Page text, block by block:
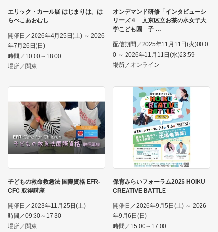
エリック・カール展 はじまりは、は
らぺこあおむし
開催日／2026年4月25日(土) ～ 2026
年7月26日(日)
時間／10:00～18:00
場所／関東
オンデマンド研修「インタビューシ
リーズ４ 文京区立お茶の水女子大
学こども園 子
配信期間／2025年11月11日(火)00:0
0 ～ 2026年11月11日(水)23:59
場所／オンライン
子どもの救命救急法 国際資格 EFR-
CFC 取得講座
開催日／2023年11月25日(土)
時間／09:30～17:30
場所／関東
保育みらいフォーラム2026 HOIKU
CREATIVE BATTLE
開催日／2026年9月5日(土) ～ 2026
年9月6日(日)
時間／15:00～17:00